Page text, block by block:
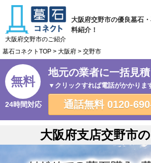
大阪府交野市の優良墓石
料紹介！
大阪府交野市のご紹介
墓石コネクトTOP > 大阪府 > 交野市
無料
24時間対応
地元の業者に一括見
▼クリックすれば電話がかかりま
通話無料 0120-
大阪府支店交野市